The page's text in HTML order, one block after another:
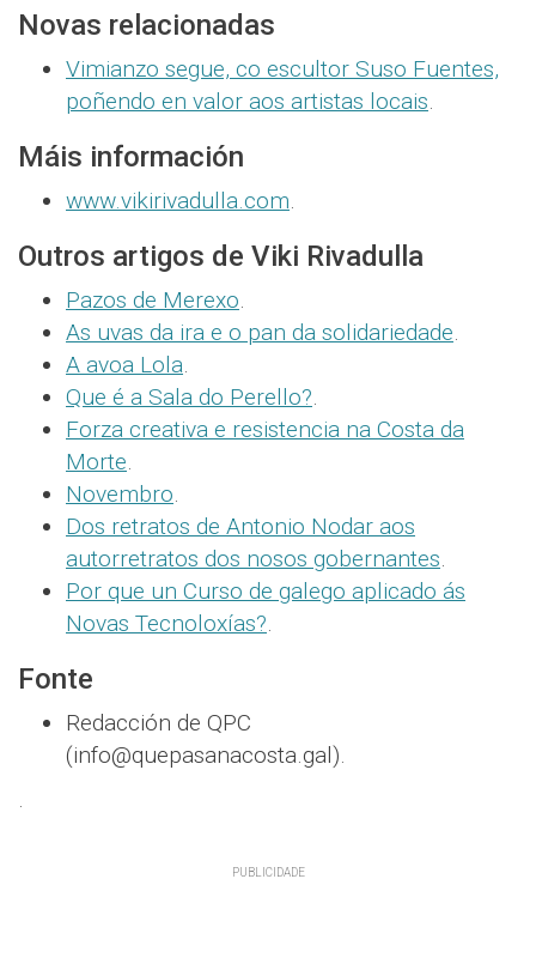
Novas relacionadas
Vimianzo segue, co escultor Suso Fuentes,
poñendo en valor aos artistas locais.
Máis información
www.vikirivadulla.com.
Outros artigos de Viki Rivadulla
Pazos de Merexo.
As uvas da ira e o pan da solidariedade.
A avoa Lola.
Que é a Sala do Perello?.
Forza creativa e resistencia na Costa da
Morte.
Novembro.
Dos retratos de Antonio Nodar aos
autorretratos dos nosos gobernantes.
Por que un Curso de galego aplicado ás
Novas Tecnoloxías?.
Fonte
Redacción de QPC
(info@quepasanacosta.gal).
.